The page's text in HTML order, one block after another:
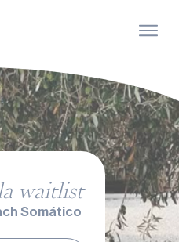
waitlist
Somático